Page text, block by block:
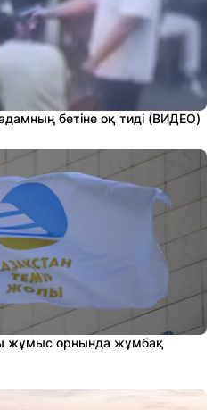
бетіне оқ тиді (ВИДЕО)
жұмыс орнында жұмбақ